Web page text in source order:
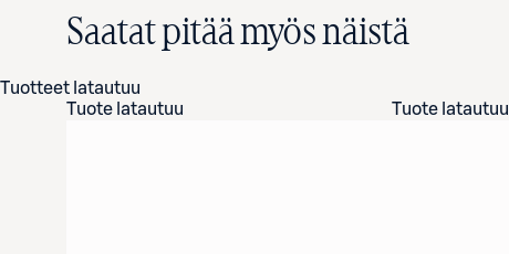
Saatat pitää myös näistä
Tuotteet latautuu
Tuote latautuu
Tuote latautuu